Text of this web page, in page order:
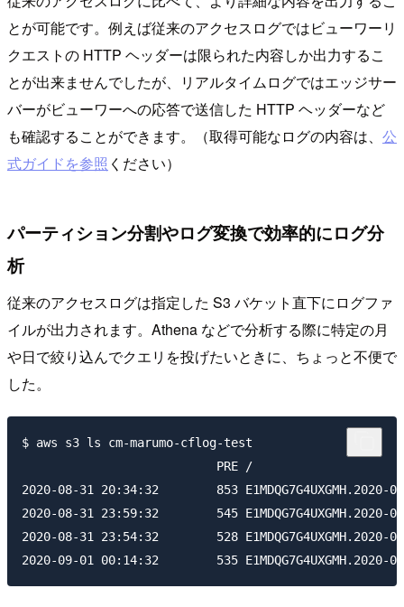
とが可能です。例えば従来のアクセスログではビューワーリ
クエストの HTTP ヘッダーは限られた内容しか出力するこ
とが出来ませんでしたが、リアルタイムログではエッジサー
バーがビューワーへの応答で送信した HTTP ヘッダーなど
も確認することができます。（取得可能なログの内容は、 公
式ガイドを参照 ください）
パーティション分割やログ変換で効率的にログ分
析
従来のアクセスログは指定した S3 バケット直下にログファ
イルが出力されます。Athena などで分析する際に特定の月
や日で絞り込んでクエリを投げたいときに、ちょっと不便で
した。
$ aws s3 ls cm-marumo-cflog-test
                           PRE /
2020-08-31 20:34:32        853 E1MDQG7G4UXGMH.2020-
2020-08-31 23:59:32        545 E1MDQG7G4UXGMH.2020-
2020-08-31 23:54:32        528 E1MDQG7G4UXGMH.2020-